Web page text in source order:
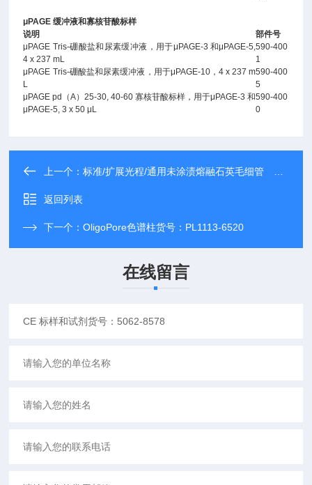
μPAGE 缓冲液和寡核苷酸标样
说明
部件号
μPAGE Tris-硼酸盐和尿素缓冲液，用于μPAGE-3 和μPAGE-5,
4 x 237 mL
590-400
1
μPAGE Tris-硼酸盐和尿素缓冲液，用于μPAGE-10，4 x 237 m
L
590-400
5
μPAGE pd（A）25-30, 40-60 寡核苷酸标样，用于μPAGE-3 和
μPAGE-5, 3 x 50 μL
590-400
0
上一个：标准/扩展光程/通用未涂渍熔融石英毛细管 货号：G1600-63211
返回列表
下一个：OligoPore色谱柱货号：PL1113-6520
在线留言